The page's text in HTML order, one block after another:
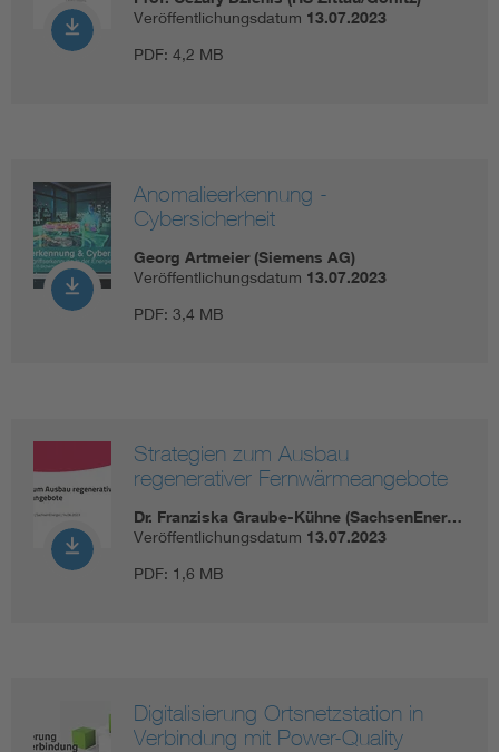
Veröffentlichungsdatum 13.07.2023
PDF: 4,2 MB
Anomalieerkennung -
Cybersicherheit
Georg Artmeier (Siemens AG)
Veröffentlichungsdatum 13.07.2023
PDF: 3,4 MB
Strategien zum Ausbau
regenerativer Fernwärmeangebote
Dr. Franziska Graube-Kühne (SachsenEner…
Veröffentlichungsdatum 13.07.2023
PDF: 1,6 MB
Digitalisierung Ortsnetzstation in
Verbindung mit Power-Quality